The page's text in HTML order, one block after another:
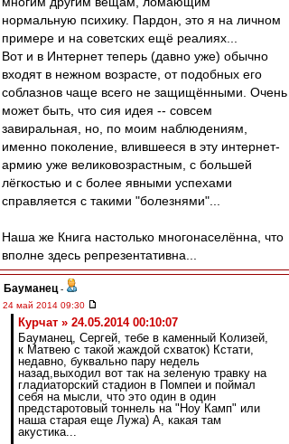
нормальную психику. Пардон, это я на личном
примере и на советских ещё реалиях...
Вот и в Интернет теперь (давно уже) обычно
входят в нежном возрасте, от подобных его
соблазнов чаще всего не защищёнными. Очень
может быть, что сия идея -- совсем
завиральная, но, по моим наблюдениям,
именно поколение, влившееся в эту интернет-
армию уже великовозрастным, с большей
лёгкостью и с более явными успехами
справляется с такими "болезнями"...
Наша же Книга настолько многонаселённа, что
вполне здесь репрезентативна...
Бауманец -
24 май 2014 09:30
Курчат » 24.05.2014 00:10:07
Бауманец, Сергей, тебе в каменный Колизей,
к Матвею с такой жаждой схваток) Кстати,
недавно, буквально пару недель
назад,выходил вот так на зеленую травку на
гладиаторский стадион в Помпеи и поймал
себя на мысли, что это один в один
предстаротовый тоннель на "Ноу Камп" или
наша старая еще Лужа) А, какая там
акустика...